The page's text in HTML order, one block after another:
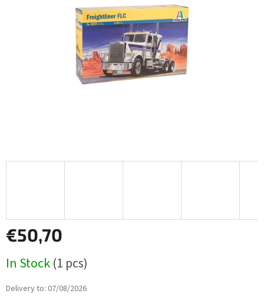
€50,70
price:
In Stock(1 pcs)
Delivery to: 07/08/2026